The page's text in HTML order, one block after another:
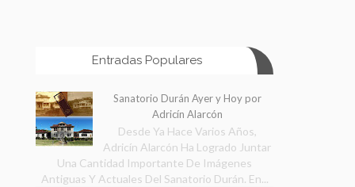
Entradas Populares
Sanatorio Durán Ayer y Hoy por
Adricín Alarcón
Desde Ya Hace Varios Años,
Adricín Alarcón Ha Logrado Juntar
Una Cantidad Importante De Imágenes
Antiguas Y Actuales Del Sanatorio Durán. En...